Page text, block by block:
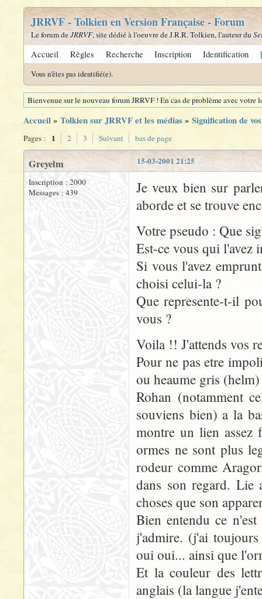
JRRVF - Tolkien en Version Française - Forum
Le forum deJRRVF, site dédié à l'oeuvre de J.R.R. Tolkien, l'auteur du
Accueil Règles Recherche Inscription Identification
Vous n'êtes pas identifié(e).
Bienvenue sur le nouveau forum JRRVF ! En cas de problème avec
Accueil» Tolkien sur JRRVF et les médias» Signification de
Pages : 1 2 3 Suivant bas de page
15-03-2001 21:25
Greyelm
Inscription : 2000
Messages : 439
Je veux bien sur
aborde et se trouve
Votre pseudo : Que
Est-ce vous qui l'avez
Si vous l'avez
choisi celui-la ?
Que represente-t-il
vous ?
Voila !! J'attends vos
Pour ne pas etre
ou heaume gris
Rohan (notamment
souviens bien) a la
montre un lien
ormes ne sont plus
rodeur comme
dans son regard. Lie
choses que son
Bien entendu ce
j'admire. (j'ai
oui oui... ainsi que
Et la couleur des
anglais (la langue